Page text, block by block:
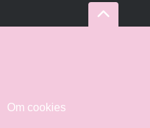
Om cookies